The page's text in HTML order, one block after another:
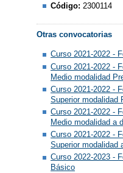
Código: 2300114
Otras convocatorias
Curso 2021-2022 -
Curso 2021-2022 -
Medio modalidad
Curso 2021-2022 -
Superior modalidad
Curso 2021-2022 -
Medio modalidad a
Curso 2021-2022 -
Superior modalidad
Curso 2022-2023 -
Básico